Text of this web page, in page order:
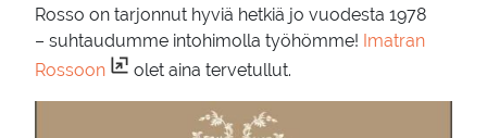
Rosso on tarjonnut hyviä hetkiä jo vuodesta 1978
– suhtaudumme intohimolla työhömme! Imatran
Rossoon
olet aina tervetullut.